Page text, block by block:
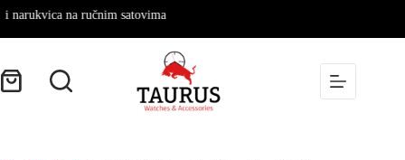
na ručnim satovima